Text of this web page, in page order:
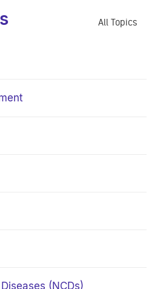
All Topics
(NCDs)